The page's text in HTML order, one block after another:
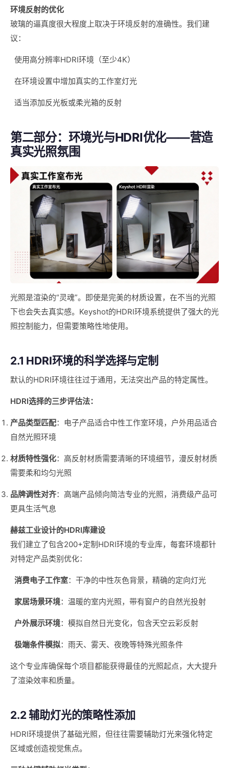
环境反射的优化
玻璃的逼真度很大程度上取决于环境反射的准确性。我们建
议：
使用高分辨率HDRI环境（至少4K）
在环境设置中增加真实的工作室灯光
适当添加反光板或柔光箱的反射
第二部分：环境光与HDRI优化——营造
真实光照氛围
光照是渲染的“灵魂”。即使是完美的材质设置，在不当的光照
下也会失去真实感。Keyshot的HDRI环境系统提供了强大的光
照控制能力，但需要策略性地使用。
2.1 HDRI环境的科学选择与定制
默认的HDRI环境往往过于通用，无法突出产品的特定属性。
HDRI选择的三步评估法：
产品类型匹配：电子产品适合中性工作室环境，户外用品适合
自然光照环境
材质特性强化：高反射材质需要清晰的环境细节，漫反射材质
需要柔和均匀光照
品牌调性对齐：高端产品倾向简洁专业的光照，消费级产品可
更具生活气息
赫兹工业设计的HDRI库建设
我们建立了包含200+定制HDRI环境的专业库，每套环境都针
对特定产品类别优化：
消费电子工作室：干净的中性灰色背景，精确的定向灯光
家居场景环境：温暖的室内光照，带有窗户的自然光投射
户外展示环境：模拟自然日光变化，包含天空云彩反射
极端条件模拟：雨天、雾天、夜晚等特殊光照条件
这个专业库确保每个项目都能获得最佳的光照起点，大大提升
了渲染效率和质量。
2.2 辅助灯光的策略性添加
HDRI环境提供了基础光照，但往往需要辅助灯光来强化特定
区域或创造视觉焦点。